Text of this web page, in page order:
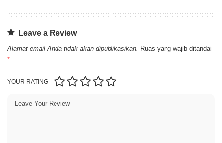
Leave a Review
Alamat email Anda tidak akan dipublikasikan. Ruas yang wajib ditandai
*
YOUR RATING